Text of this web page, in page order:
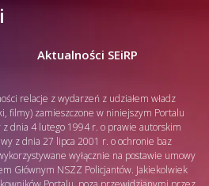
Aktualności SEiRP
relacje z wydarzeń z udziałem władz
filmy) zamieszczone w niniejszym Portalu
dnia 4 lutego 1994 r. o prawie autorskim
z dnia 27 lipca 2001 r. o ochronie baz
wyłącznie na postawie umowy
Głównym NSZZ Policjantów. Jakiekolwiek